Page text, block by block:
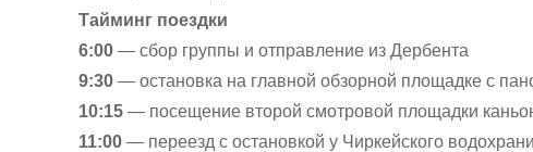
Тайминг поездки
6:00 — сбор группы и отправление из Дербента
9:30 — остановка на главной обзорной площадке с
10:15 — посещение второй смотровой площадки
11:00 — переезд с остановкой у Чиркейского